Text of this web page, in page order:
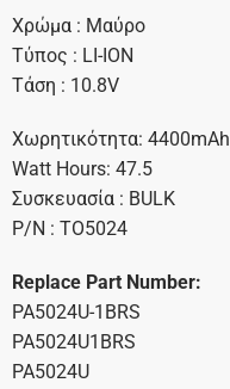
Χρώμα : Μαύρο
Τύπος : LI-ION
Τάση : 10.8V
Χωρητικότητα: 4400mAh
Watt Hours: 47.5
Συσκευασία : BULK
P/N : TO5024
Replace Part Number:
PA5024U-1BRS
PA5024U1BRS
PA5024U